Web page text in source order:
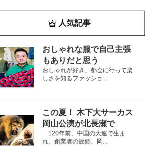
人気記事
おしゃれな服で自己主張
もありだと思う
おしゃれが好き、都会に行って楽
しさを知るファッショ...
この夏！ 木下大サーカス
岡山公演が北長瀬で
120年前、中国の大連で生ま
れ、創業者の故郷、岡...